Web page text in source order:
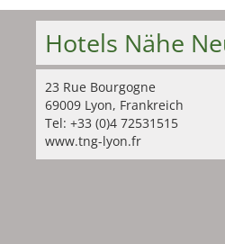
Hotels Nähe
23 Rue Bourgogne
69009 Lyon, Frankreich
Tel: +33 (0)4 72531515
www.tng-lyon.fr